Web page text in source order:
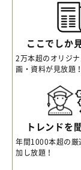
ここでしか
2万本超のオリジ
画・資料が見放題！
トレンドを
年間1000本超の厳
加し放題！